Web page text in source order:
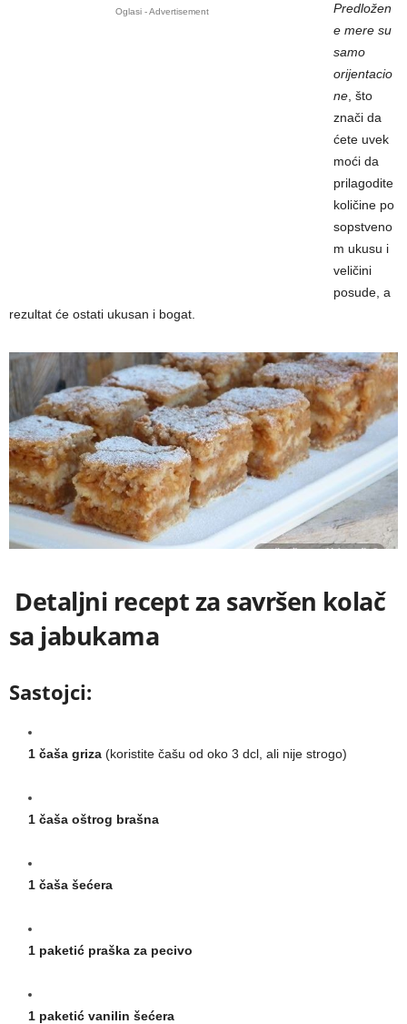
Oglasi - Advertisement
Predložen
e mere su
samo
orijentacio
ne, što
znači da
ćete uvek
moći da
prilagodite
količine po
sopstveno
m ukusu i
veličini
posude, a
rezultat će ostati ukusan i bogat.
Detaljni recept za savršen kolač
sa jabukama
Sastojci:
1 čaša griza (koristite čašu od oko 3 dcl, ali nije strogo)
1 čaša oštrog brašna
1 čaša šećera
1 paketić praška za pecivo
1 paketić vanilin šećera